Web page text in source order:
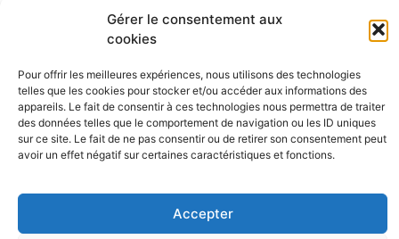
Gérer le consentement aux
cookies
Pour offrir les meilleures expériences, nous utilisons des technologies
telles que les cookies pour stocker et/ou accéder aux informations des
appareils. Le fait de consentir à ces technologies nous permettra de traiter
des données telles que le comportement de navigation ou les ID uniques
sur ce site. Le fait de ne pas consentir ou de retirer son consentement peut
avoir un effet négatif sur certaines caractéristiques et fonctions.
Accepter
Contact|Mentions Légales| Politique De Confidentialité
Et Vie Privée| Crédits :Codixis